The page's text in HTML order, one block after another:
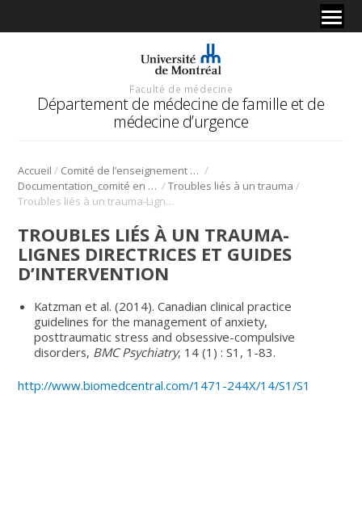
Faculté de médecine
Département de médecine de famille et de
médecine d’urgence
Accueil / Comité de l’enseignement en santé mentale /
Documentation_comité en santé mentale /Troubles liés à un trauma /
Troubles liés à un trauma-Lignes directrices et guides d’intervention
TROUBLES LIÉS À UN TRAUMA-
LIGNES DIRECTRICES ET GUIDES
D’INTERVENTION
Katzman et al. (2014). Canadian clinical practice
guidelines for the management of anxiety,
posttraumatic stress and obsessive-compulsive
disorders, BMC Psychiatry, 14 (1) : S1, 1-83.
http://www.biomedcentral.com/1471-244X/14/S1/S1